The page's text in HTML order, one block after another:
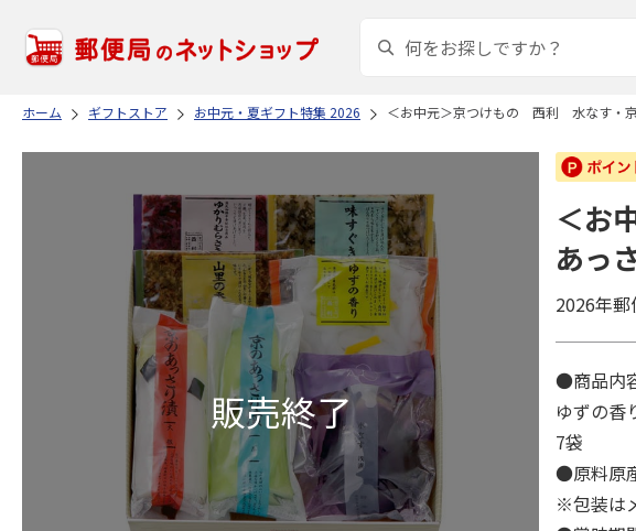
ホーム ギフトストア お中元・夏ギフト特集 2026 ＜お中元＞京つけもの 西利 水なす・京
＜お
あっ
2026年
●商品内
ゆずの
7袋
●原料原
※包装は